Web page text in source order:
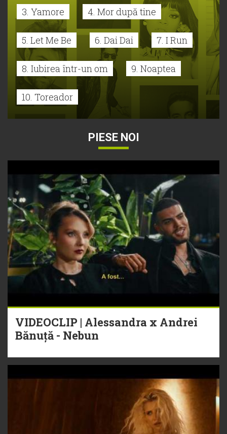
3. Yamore 4. Mor după tine
5. Let Me Be 6. Dai Dai 7. I Run
8. Iubirea într-un om 9. Noaptea
10. Toreador
PIESE NOI
VIDEOCLIP | Alessandra x Andrei
Bănuță - Nebun